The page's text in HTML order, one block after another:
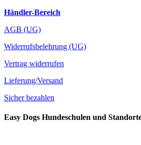
Händler-Bereich
AGB (UG)
Widerrufsbelehrung (UG)
Vertrag widerrufen
Lieferung/Versand
Sicher bezahlen
Easy Dogs Hundeschulen und